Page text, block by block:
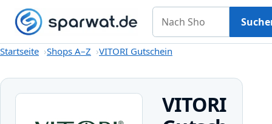
Startseite
GutscheineShops A–Z KategorienMagazin
Nach Shop suchen
Startseite Shops A–Z VITORI Gutschein
VITORI